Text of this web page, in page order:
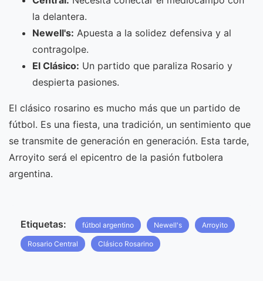
la delantera.
Newell's: Apuesta a la solidez defensiva y al
contragolpe.
El Clásico: Un partido que paraliza Rosario y
despierta pasiones.
El clásico rosarino es mucho más que un partido de
fútbol. Es una fiesta, una tradición, un sentimiento que
se transmite de generación en generación. Esta tarde,
Arroyito será el epicentro de la pasión futbolera
argentina.
Etiquetas: fútbol argentino Newell's Arroyito
Rosario Central Clásico Rosarino